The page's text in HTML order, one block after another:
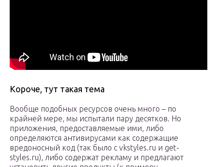
Короче, тут такая тема
Вообще подобных ресурсов очень много – по
крайней мере, мы испытали пару десятков. Но
приложения, предоставляемые ими, либо
определяются антивирусами как содержащие
вредоносный код (так было с vkstyles.ru и get-
styles.ru), либо содержат рекламу и предлагают